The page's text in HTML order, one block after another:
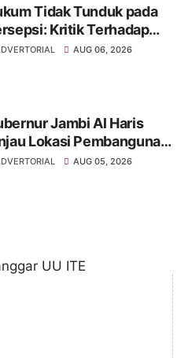
Tidak Tunduk pada
Kritik Terhadap
Kebenaran oleh
AUG 06, 2026
Jambi Al Haris
Lokasi Pembangunan
Rakyat dan Lokasi
AUG 05, 2026
UU ITE